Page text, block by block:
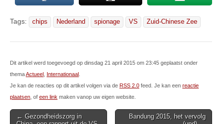
Tags: chips Nederland spionage VS Zuid-Chinese Zee
Dit artikel werd toegevoegd op dinsdag 21 april 2015 om 23:45 geplaatst onder
themaActueel Internationaal
Je kan de reacties op dit artikel volgen via de RSS 2.0 feed. Je kan een reactie
plaatsen , of een link maken vanop uw eigen website.
Post
← Gezondheidszorg in
Bandung 2015, het vervolg